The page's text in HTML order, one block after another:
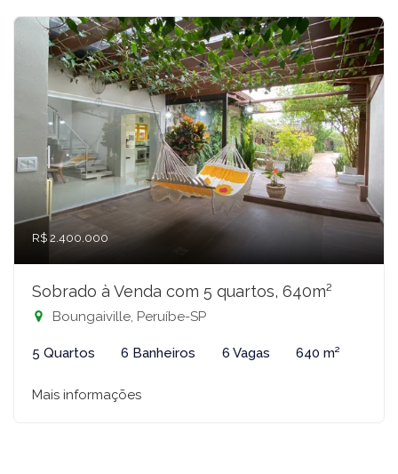
R$ 2.400.000
Sobrado à Venda com 5 quartos, 640m²
Boungaiville, Peruíbe-SP
5 Quartos 6 Banheiros 6 Vagas 640 m²
Mais informações